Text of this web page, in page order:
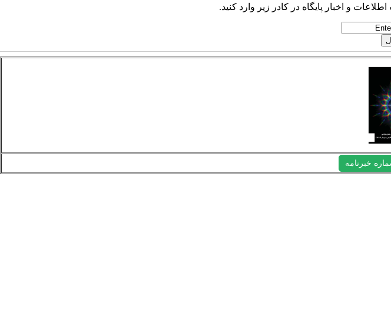
و اخبار پایگاه در کادر زیر وارد کنید.
خبرنامه